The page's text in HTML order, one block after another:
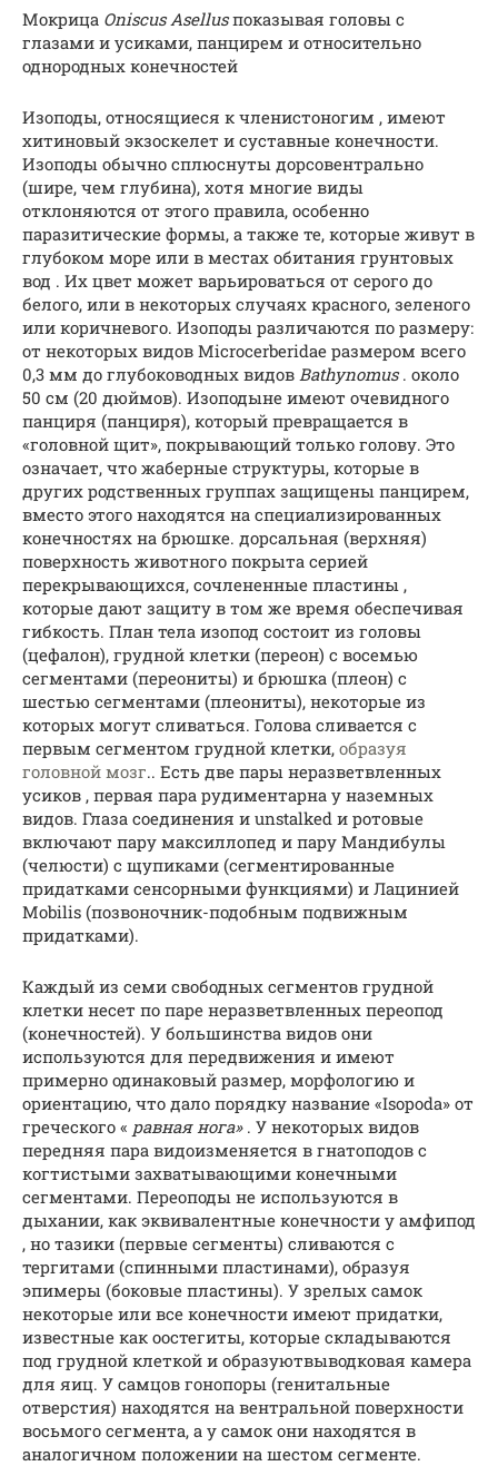
Мокрица Oniscus Asellusпоказывая головы с
глазами и усиками, панцирем и относительно
однородных конечностей
Изоподы, относящиеся к членистоногим , имеют
хитиновый экзоскелет и суставные конечности.
Изоподы обычно сплюснуты дорсовентрально
(шире, чем глубина), хотя многие виды
отклоняются от этого правила, особенно
паразитические формы, а также те, которые живут в
глубоком море или в местах обитания грунтовых
вод . Их цвет может варьироваться от серого до
белого, или в некоторых случаях красного, зеленого
или коричневого. Изоподы различаются по размеру:
от некоторых видов Microcerberidae размером всего
0,3 мм до глубоководных видов Bathynomus. около
50 см (20 дюймов). Изоподыне имеют очевидного
панциря (панциря), который превращается в
«головной щит», покрывающий только голову. Это
означает, что жаберные структуры, которые в
других родственных группах защищены панцирем,
вместо этого находятся на специализированных
конечностях на брюшке. дорсальная (верхняя)
поверхность животного покрыта серией
перекрывающихся, сочлененные пластины ,
которые дают защиту в том же время обеспечивая
гибкость. План тела изопод состоит из головы
(цефалон), грудной клетки (переон) с восемью
сегментами (переониты) и брюшка (плеон) с
шестью сегментами (плеониты), некоторые из
которых могут сливаться. Голова сливается с
первым сегментом грудной клетки, образуя
головной мозг.. Есть две пары неразветвленных
усиков , первая пара рудиментарна у наземных
видов. Глаза соединения и unstalked и ротовые
включают пару максиллопед и пару Мандибулы
(челюсти) с щупиками (сегментированные
придатками сенсорными функциями) и Лацинией
Mobilis (позвоночник-подобным подвижным
придатками).
Каждый из семи свободных сегментов грудной
клетки несет по паре неразветвленных переопод
(конечностей). У большинства видов они
используются для передвижения и имеют
примерно одинаковый размер, морфологию и
ориентацию, что дало порядку название «Isopoda» от
греческого « равная нога». У некоторых видов
передняя пара видоизменяется в гнатоподов с
когтистыми захватывающими конечными
сегментами. Переоподы не используются в
дыхании, как эквивалентные конечности у амфипод
, но тазики (первые сегменты) сливаются с
тергитами (спинными пластинами), образуя
эпимеры (боковые пластины). У зрелых самок
некоторые или все конечности имеют придатки,
известные как оостегиты, которые складываются
под грудной клеткой и образуютвыводковая камера
для яиц. У самцов гонопоры (генитальные
отверстия) находятся на вентральной поверхности
восьмого сегмента, а у самок они находятся в
аналогичном положении на шестом сегменте.